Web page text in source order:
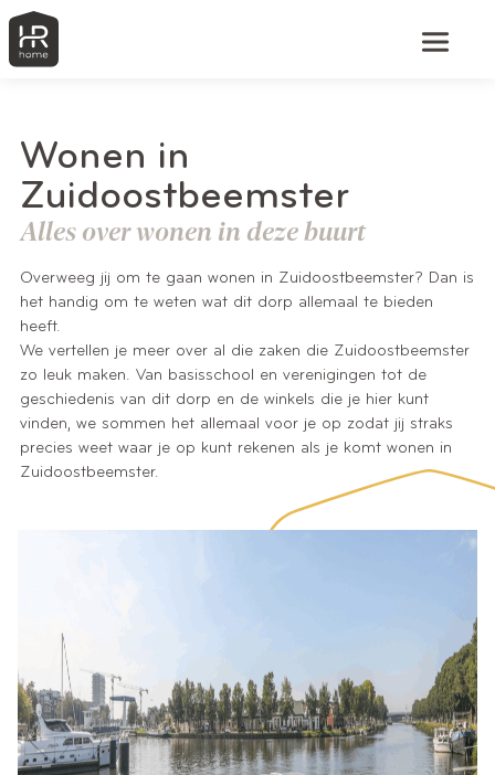
Wonen in
Zuidoostbeemster
Alles over wonen in deze buurt
Overweeg jij om te gaan wonen in Zuidoostbeemster? Dan is
het handig om te weten wat dit dorp allemaal te bieden
heeft.
We vertellen je meer over al die zaken die Zuidoostbeemster
zo leuk maken. Van basisschool en verenigingen tot de
geschiedenis van dit dorp en de winkels die je hier kunt
vinden, we sommen het allemaal voor je op zodat jij straks
precies weet waar je op kunt rekenen als je komt wonen in
Zuidoostbeemster.